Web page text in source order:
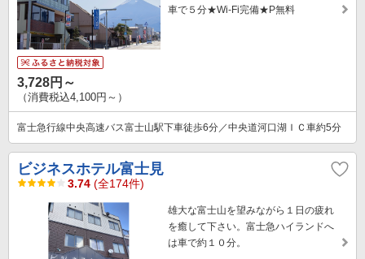
車で５分★Wi-Fi完備★P無料
3,728円～
（消費税込4,100円～）
富士急行線中央高速バス富士山駅下車徒歩6分／中央道河口湖ＩＣ車約5分
ビジネスホテル富士見
3.74 (全174件)
雄大な富士山を望みながら１日の疲れ
を癒して下さい。富士急ハイランドへ
は車で約１０分。